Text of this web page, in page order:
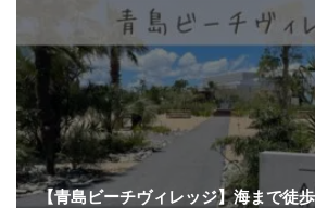
【青島ビーチヴィレッジ】海まで徒